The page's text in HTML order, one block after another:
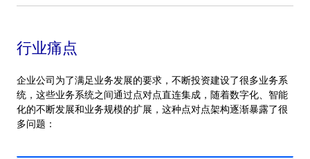
行业痛点
企业公司为了满足业务发展的要求，不断投资建设了很多业务系
统，这些业务系统之间通过点对点直连集成，随着数字化、智能
化的不断发展和业务规模的扩展，这种点对点架构逐渐暴露了很
多问题：